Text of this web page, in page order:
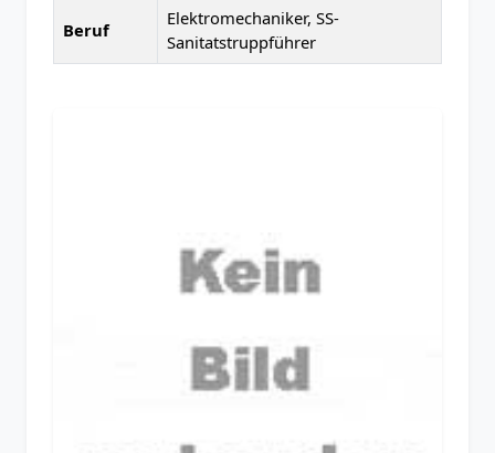
Beruf
Elektromechaniker, SS-
Sanitatstruppführer